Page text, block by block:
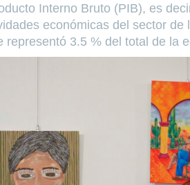
Interno Bruto (PIB), es
económicas del sector
representó 3.5 % del total de la